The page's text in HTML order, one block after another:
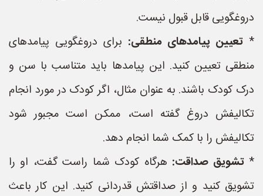
دروغگویی قابل قبول نیست.
* تعیین پیامدهای منطقی: برای دروغگویی پیامدهای
منطقی تعیین کنید. این پیامدها باید متناسب با سن و
درک کودک باشند. به عنوان مثال، اگر کودک در مورد انجام
تکالیفش دروغ گفته است، ممکن است مجبور شود
تکالیفش را با کمک شما انجام دهد.
*تشویق صداقت: هرگاه کودک شما راست گفت، او را
تشویق کنید و از صداقتش قدردانی کنید. این کار باعث